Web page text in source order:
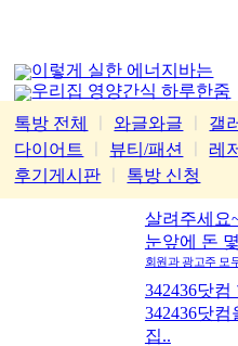
이렇게 실한 에너지바는
처음우리집 영양간식 하루한줌
톡방 전체
와글와글 갤
다이어트
뷰티/패션 레
후기게시판
톡방 신청
살려주세요
눈앞에 돈
회원과 광고주 모
342436닷
342436닷
집..